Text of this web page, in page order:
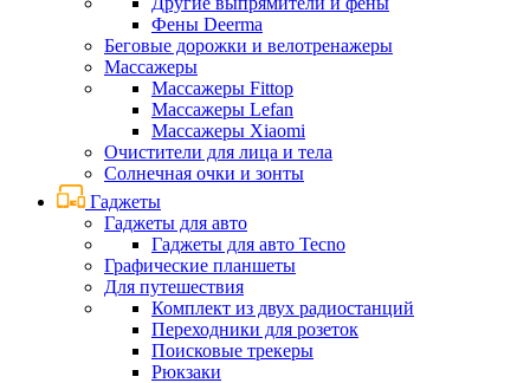
Фены Deerma
Беговые дорожки и велотренажеры
Массажеры
Массажеры Fittop
Массажеры Lefan
Массажеры Xiaomi
Очистители для лица и тела
Солнечная очки и зонты
Гаджеты
Гаджеты для авто
Гаджеты для авто Tecno
Графические планшеты
Для путешествия
Комплект из двух радиостанций
Переходники для розеток
Поисковые трекеры
Рюкзаки